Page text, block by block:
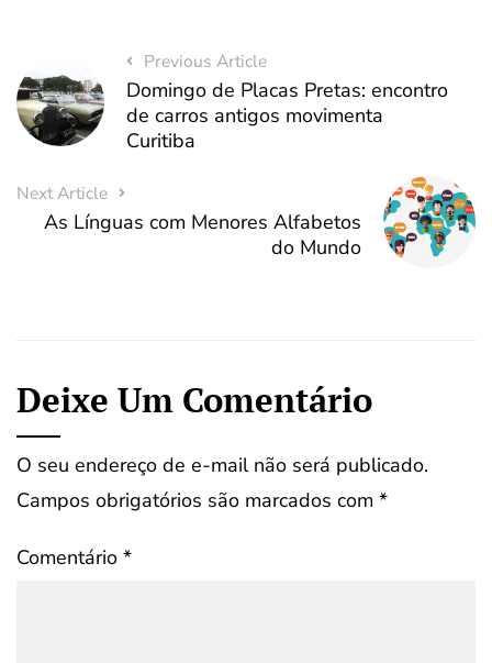
Previous Article
Domingo de Placas Pretas: encontro
de carros antigos movimenta
Curitiba
Next Article
As Línguas com Menores Alfabetos
do Mundo
Deixe Um Comentário
O seu endereço de e-mail não será publicado.
Campos obrigatórios são marcados com *
Comentário *